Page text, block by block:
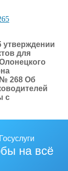
утверждении
для
№ 268 Об
с
на всё